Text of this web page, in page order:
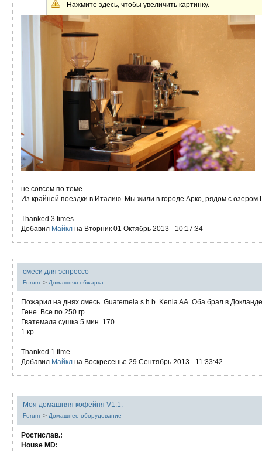
Нажмите здесь, чтобы увеличить картинку.
не совсем по теме.
Из крайней поездки в Италию. Мы жили в городе Арко, рядом с озером
Thanked 3 times
Добавил Mайкл на Вторник 01 Октябрь 2013 - 10:17:34
смеси для эспрессо
Forum -> Домашняя обжарка
Пожарил на днях смесь. Guatemela s.h.b. Kenia AA. Оба брал в
Гене. Все по 250 гр.
Гватемала сушка 5 мин. 170
1 кр...
Thanked 1 time
Добавил Mайкл на Воскресенье 29 Сентябрь 2013 - 11:33:42
Моя домашняя кофейня V1.1.
Forum -> Домашнее оборудование
Ростислав.:
House MD: